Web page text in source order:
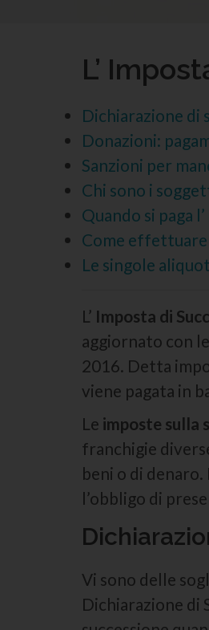
L’
Dichiarazione di
Donazioni:
Sanzioni per
Chi sono i
Quando si paga
Come
Le singole
L’ Imposta di
aggiornato con
2016. Detta
viene pagata in
Le imposte sulla
franchigie
beni o di
l’obbligo di
Vi sono delle
Dichiarazione di